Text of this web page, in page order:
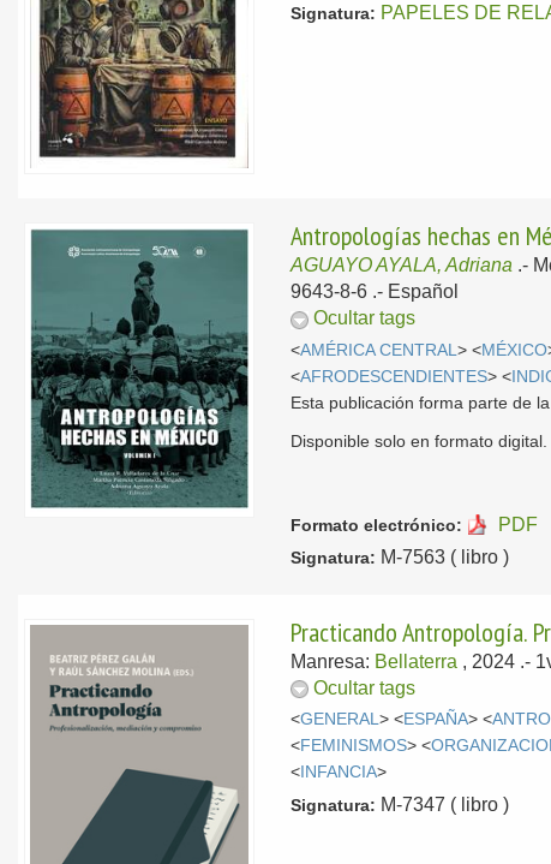
Signatura: PAPELES DE
Antropologías hechas en
AGUAYO AYALA, Adriana .-
9643-8-6 .- Español
Ocultar tags
<AMÉRICA CENTRAL> <MÉXICO
<AFRODESCENDIENTES> <
Esta publicación forma parte de
Disponible solo en formato
Formato electrónico: PDF
Signatura: M-7563 ( libro )
Practicando Antropología.
Manresa: Bellaterra , 2024 .-
Ocultar tags
<GENERAL> <ESPAÑA> <
<FEMINISMOS> <
< INFANCIA>
Signatura: M-7347 ( libro )